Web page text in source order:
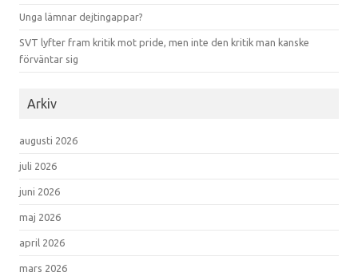
Unga lämnar dejtingappar?
SVT lyfter fram kritik mot pride, men inte den kritik man kanske
förväntar sig
Arkiv
augusti 2026
juli 2026
juni 2026
maj 2026
april 2026
mars 2026